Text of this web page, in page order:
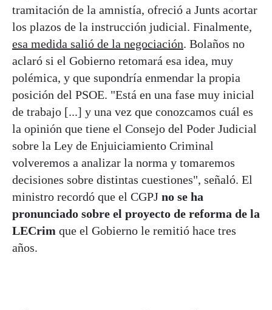
tramitación de la amnistía, ofreció a Junts acortar
los plazos de la instrucción judicial. Finalmente,
esa medida salió de la negociación. Bolaños no
aclaró si el Gobierno retomará esa idea, muy
polémica, y que supondría enmendar la propia
posición del PSOE. "Está en una fase muy inicial
de trabajo [...] y una vez que conozcamos cuál es
la opinión que tiene el Consejo del Poder Judicial
sobre la Ley de Enjuiciamiento Criminal
volveremos a analizar la norma y tomaremos
decisiones sobre distintas cuestiones", señaló. El
ministro recordó que el CGPJ no se ha
pronunciado sobre el proyecto de reforma de la
LECrim que el Gobierno le remitió hace tres
años.